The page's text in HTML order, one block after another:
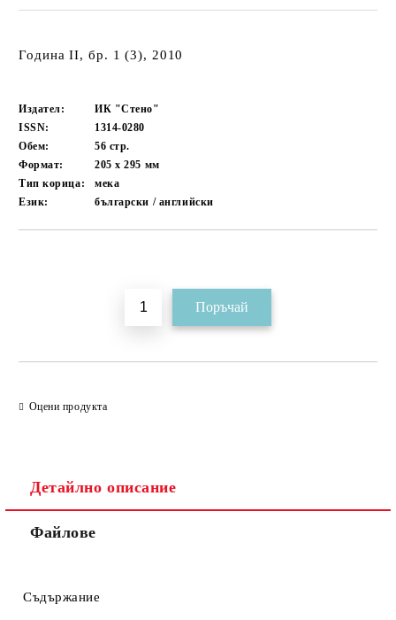
Година II, бр. 1 (3), 2010
Издател:
ИК "Стено"
ISSN:
1314-0280
Обем:
56 стр.
Формат:
205 x 295 мм
Тип корица:
мека
Език:
български / английски
Оцени продукта
Детайлно описание
Файлове
Съдържание